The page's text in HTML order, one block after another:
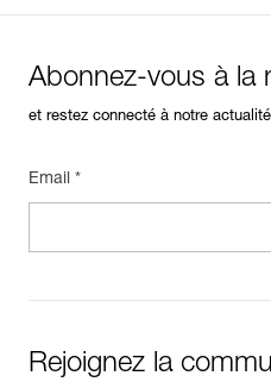
Abonnez-vous à la
et restez connecté à notre actualité
Email *
Rejoignez la